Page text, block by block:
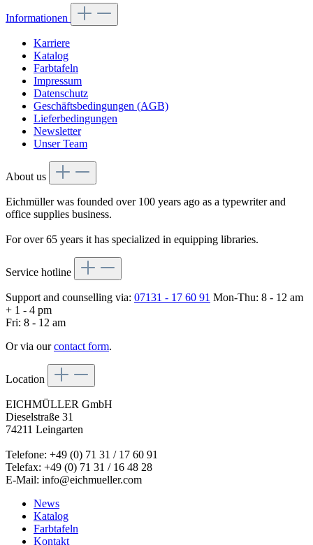
Informationen
Karriere
Katalog
Farbtafeln
Impressum
Datenschutz
Geschäftsbedingungen (AGB)
Lieferbedingungen
Newsletter
Unser Team
About us
Eichmüller was founded over 100 years ago as a typewriter and
office supplies business.
For over 65 years it has specialized in equipping libraries.
Service hotline
Support and counselling via: 07131 - 17 60 91 Mon-Thu: 8 - 12 am
+ 1 - 4 pm
Fri: 8 - 12 am
Or via ourcontact form.
Location
EICHMÜLLER GmbH
Dieselstraße 31
74211 Leingarten
Telefone: +49 (0) 71 31 / 17 60 91
Telefax: +49 (0) 71 31 / 16 48 28
E-Mail: info@eichmueller.com
News
Katalog
Farbtafeln
Kontakt